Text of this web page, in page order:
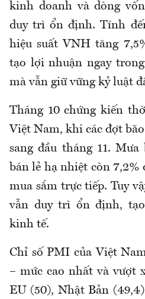
kinh doanh và dòng
duy trì ổn định. Tính
hiệu suất VNH tăng
tạo lợi nhuận ngay
mà vẫn giữ vững kỷ luật
Tháng 10 chứng kiến
Việt Nam, khi các đợt
sang đầu tháng 11.
bán lẻ hạ nhiệt còn 7,2%
mua sắm trực tiếp. Tuy
vẫn duy trì ổn định,
kinh tế.
Chỉ số PMI của Việt
– mức cao nhất và vượt
EU (50), Nhật Bản